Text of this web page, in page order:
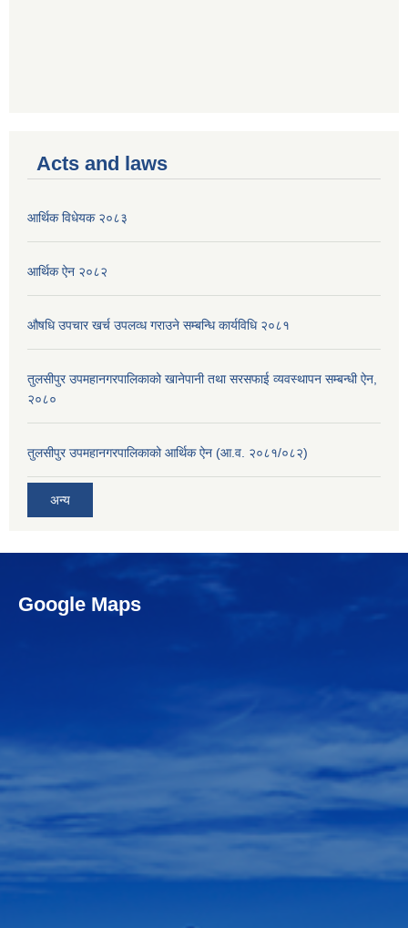
Acts and laws
आर्थिक विधेयक २०८३
आर्थिक ऐन २०८२
औषधि उपचार खर्च उपलव्ध गराउने सम्बन्धि कार्यविधि २०८१
तुलसीपुर उपमहानगरपालिकाको खानेपानी तथा सरसफाई व्यवस्थापन सम्बन्धी ऐन,
२०८०
तुलसीपुर उपमहानगरपालिकाको आर्थिक ऐन (आ.व. २०८१/०८२)
अन्य
Google Maps